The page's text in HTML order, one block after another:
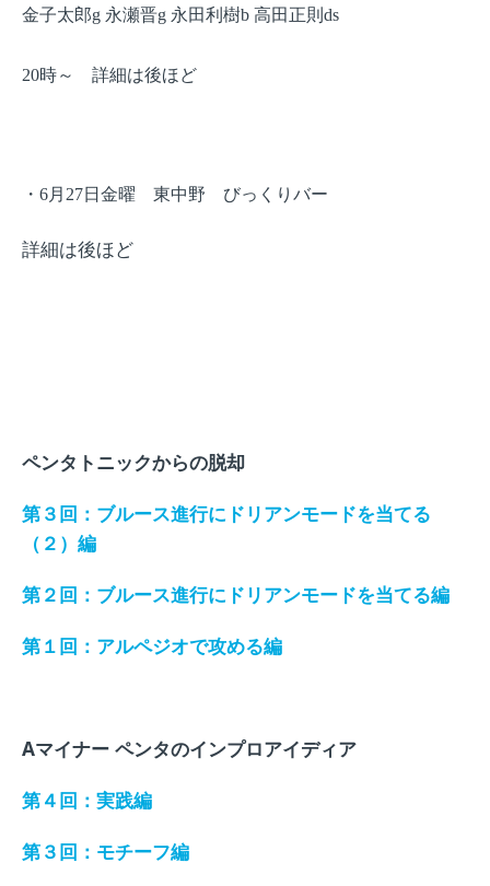
金子太郎g 永瀬晋g 永田利樹b 高田正則ds
20時～ 詳細は後ほど
・ 6月 27日金曜 東中野 びっくりバー
詳細は後ほど
ペンタトニックからの脱却
第３回：ブルース進行にドリアンモードを当てる
（２）編
第２回：ブルース進行にドリアンモードを当てる編
第１回：アルペジオで攻める編
Aマイナー ペンタのインプロアイディア
第４回：実践編
第３回：モチーフ編